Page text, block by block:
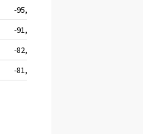
-95,7
-91,6
-82,2
-81,6